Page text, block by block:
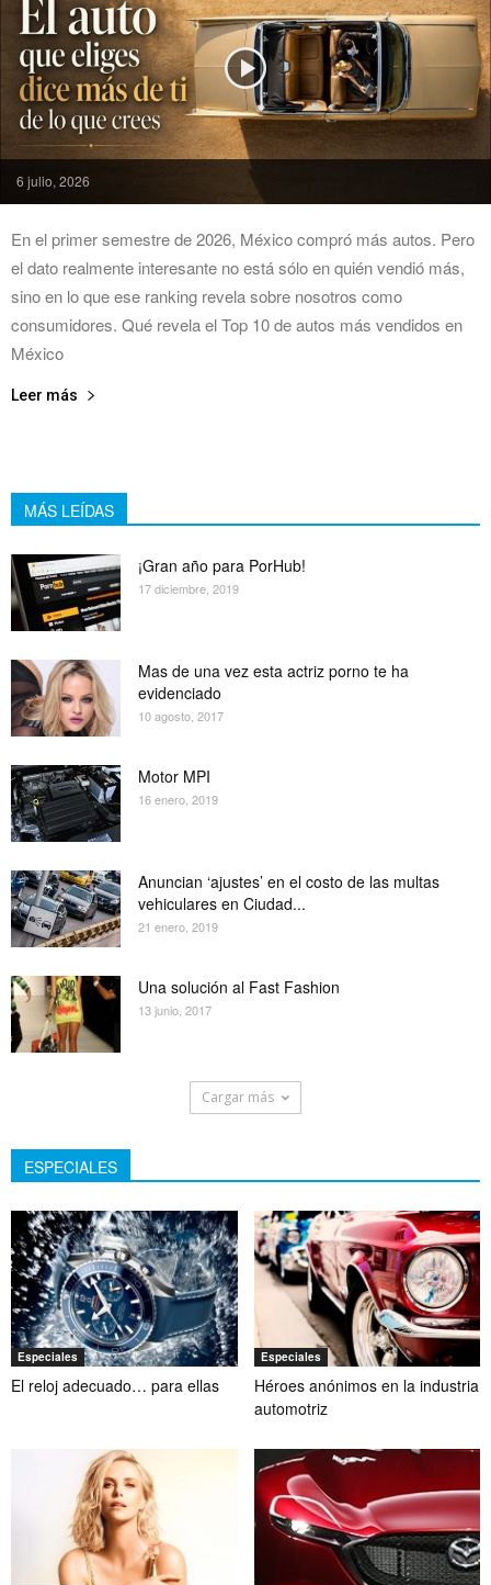
6 julio, 2026
En el primer semestre de 2026, México compró más autos. Pero
el dato realmente interesante no está sólo en quién vendió más,
sino en lo que ese ranking revela sobre nosotros como
consumidores. Qué revela el Top 10 de autos más vendidos en
México
Leer más
MÁS LEÍDAS
¡Gran año para PorHub!
17 diciembre, 2019
Mas de una vez esta actriz porno te ha
evidenciado
10 agosto, 2017
Motor MPI
16 enero, 2019
Anuncian ‘ajustes’ en el costo de las multas
vehiculares en Ciudad...
21 enero, 2019
Una solución al Fast Fashion
13 junio, 2017
Cargar más
ESPECIALES
Especiales
El reloj adecuado… para ellas
Especiales
Héroes anónimos en la industria
automotriz